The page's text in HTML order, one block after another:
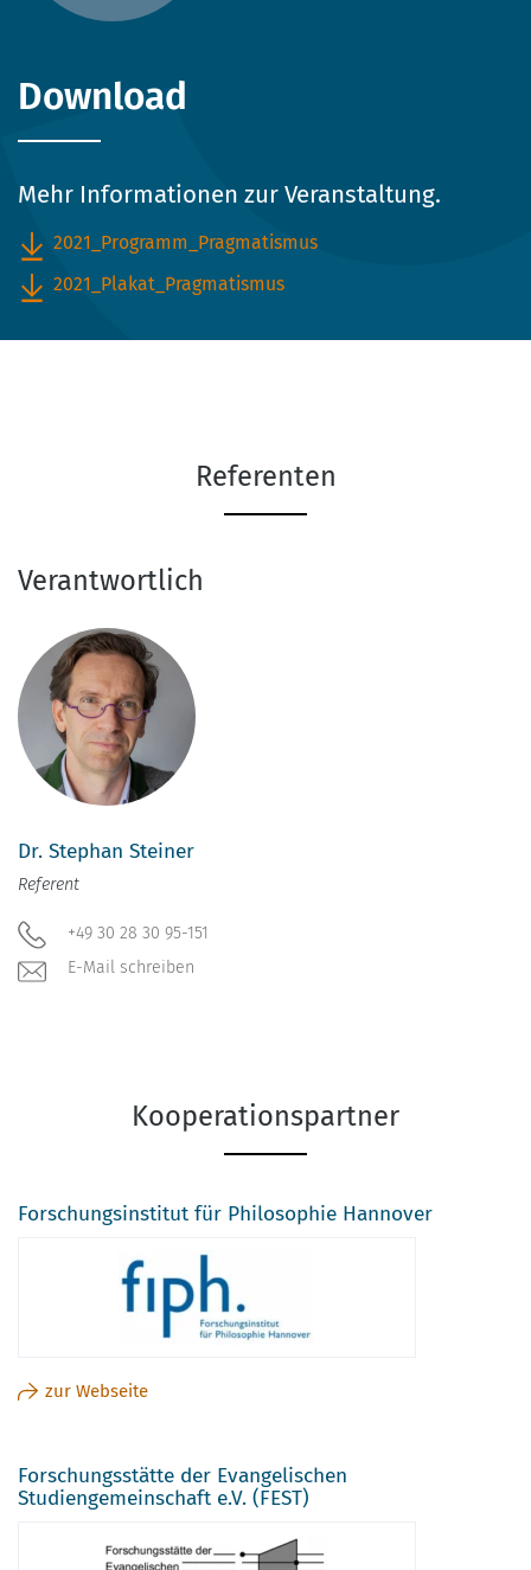
Download
Mehr Informationen zur Veranstaltung.
2021_Plakat_Pragmatismus
2021_Programm_Pragmatismus
Referenten
Verantwortlich
Dr. Stephan Steiner
Referent
+49 30 28 30 95-151
E-Mail schreiben
Kooperationspartner
Forschungsinstitut für Philosophie Hannover
zur Webseite
Forschungsstätte der Evangelischen
Studiengemeinschaft e.V. (FEST)